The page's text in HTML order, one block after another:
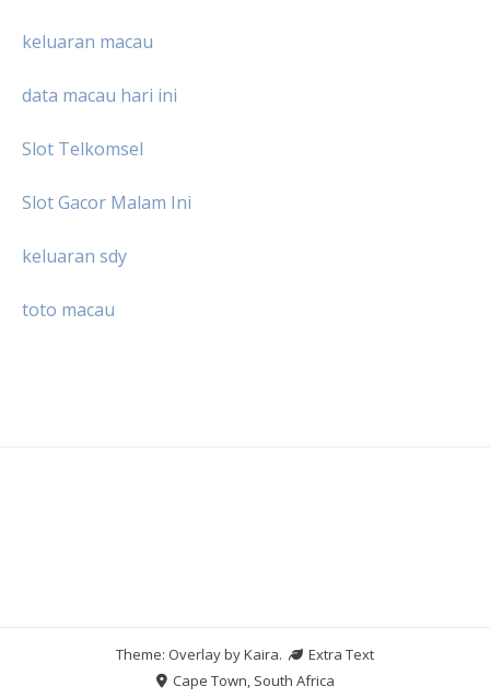
keluaran macau
data macau hari ini
Slot Telkomsel
Slot Gacor Malam Ini
keluaran sdy
toto macau
Theme: Overlay byKaira.
Extra Text
Cape Town, South Africa